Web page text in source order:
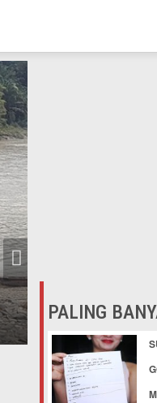
PALING